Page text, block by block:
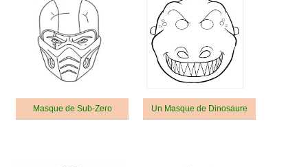
Masque de Sub-Zero Un Masque de Dinosaure